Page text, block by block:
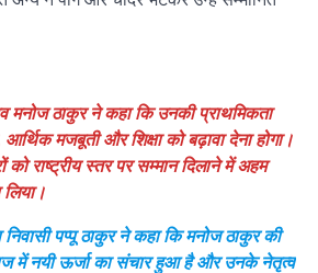
मनोज ठाकुर ने कहा कि उनकी प्राथमिकता
मजबूती और शिक्षा को बढ़ावा देना होगा।
को राष्ट्रीय स्तर पर सम्मान दिलाने में अहम
निवासी पप्पू ठाकुर ने कहा कि मनोज ठाकुर की
में नयी ऊर्जा का संचार हुआ है और उनके नेतृत्व